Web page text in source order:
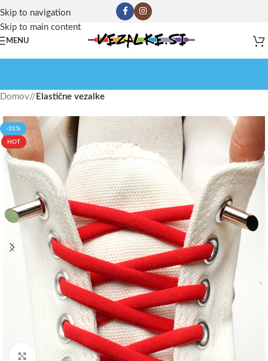
Skip to navigation
Skip to main content
MENU
Domov/ Elastične vezalke
-31%
HOT
Click to enlarge